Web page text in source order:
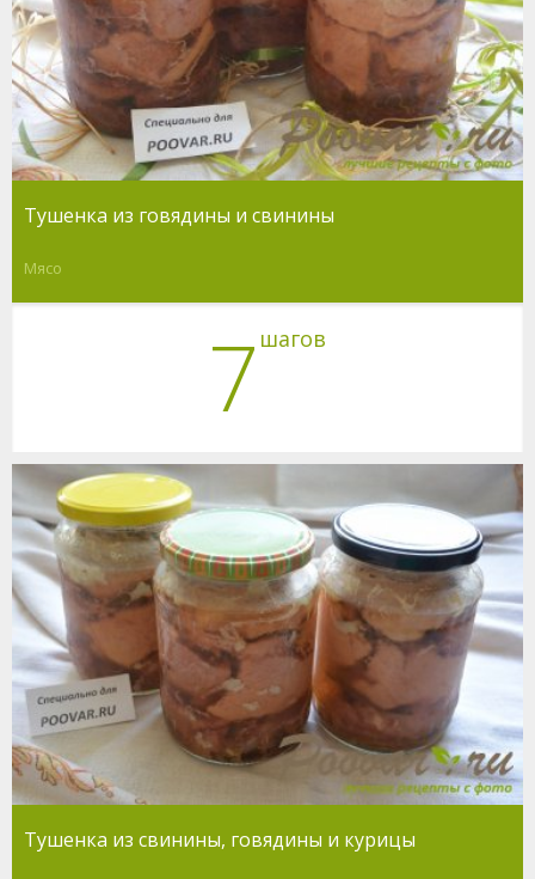
Тушенка из говядины и свинины
Мясо
7 шагов
Тушенка из свинины, говядины и курицы